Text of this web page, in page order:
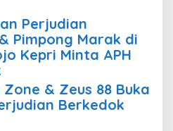
Perjudian
Pimpong Marak di
Kepri Minta APH
Zone & Zeus 88 Buka
Berkedok